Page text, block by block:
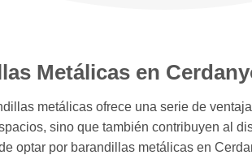
Metálicas en
metálicas ofrece una serie de
sino que también contribuyen al
optar por barandillas metálicas en